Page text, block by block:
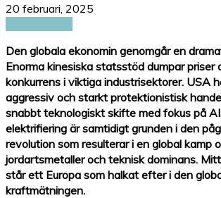
20 februari, 2025
Den globala ekonomin genomgår en
Enorma kinesiska statsstöd dumpar priser
konkurrens i viktiga industrisektorer. USA
aggressiv och starkt protektionistisk
snabbt teknologiskt skifte med fokus på
elektrifiering är samtidigt grunden i den
revolution som resulterar i en global kamp
jordartsmetaller och teknisk dominans.
står ett Europa som halkat efter i den
kraftmätningen.